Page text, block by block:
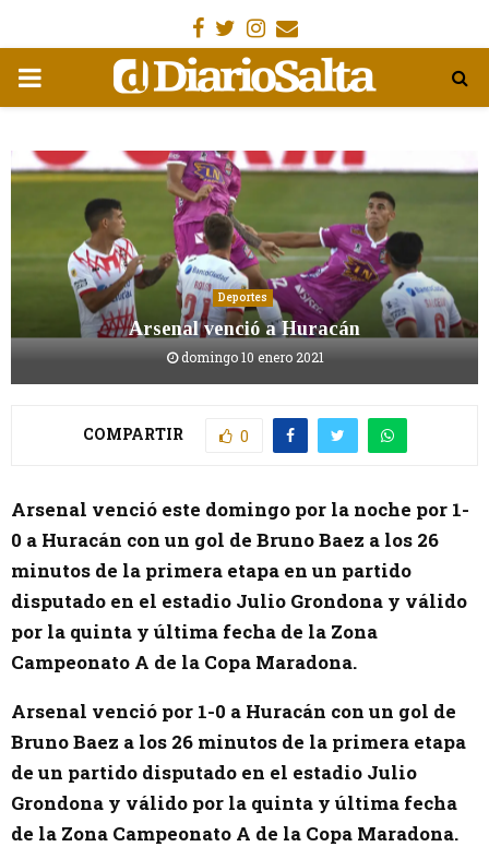
Facebook
Gorjeo
Instagram
Email
MENÚ
Deportes
Arsenal venció a Huracán
domingo 10 enero 2021
COMPARTIR 0
Arsenal venció este domingo por la noche por 1-
0 a Huracán con un gol de Bruno Baez a los 26
minutos de la primera etapa en un partido
disputado en el estadio Julio Grondona y válido
por la quinta y última fecha de la Zona
Campeonato A de la Copa Maradona.
Arsenal venció por 1-0 a Huracán con un gol de
Bruno Baez a los 26 minutos de la primera etapa
de un partido disputado en el estadio Julio
Grondona y válido por la quinta y última fecha
de la Zona Campeonato A de la Copa Maradona.